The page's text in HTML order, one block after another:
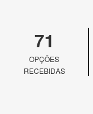
71
OPÇÕES
RECEBIDAS